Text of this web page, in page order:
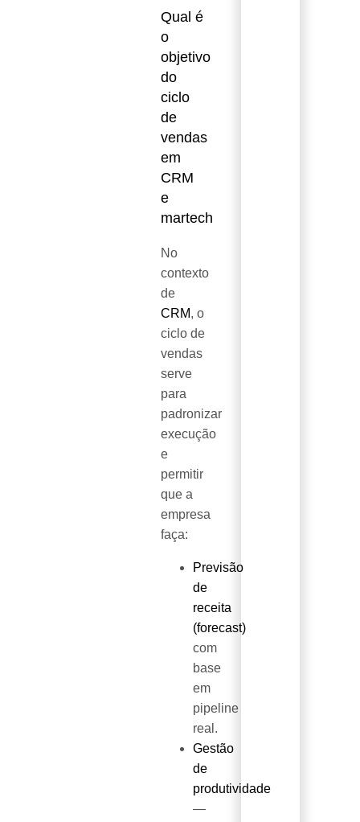
Qual é
o
objetivo
do
ciclo
de
vendas
em
CRM
e
martech
No
contexto
de
CRM, o
ciclo de
vendas
serve
para
padronizar
execução
e
permitir
que a
empresa
faça:
Previsão
de
receita
(forecast)
com
base
em
pipeline
real.
Gestão
de
produtividade
—